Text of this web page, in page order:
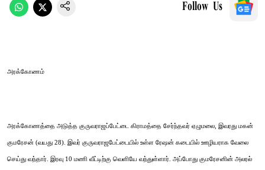
Follow Us
அரக்கோணம்
அரக்கோணத்தை அடுத்த குருவராஜப்பேட்டை கிராமத்தை சேர்ந்தவர் ஏழுமலை, இவரது மகன்
குமரேசன் (வயது 28). இவர் குருவராஜபேட்டையில் உள்ள ரேஷன் கடையில் ஊழியராக வேலை
செய்து வந்தார். இரவு 10 மணி வீட்டிற்கு வெளியே வந்துள்ளார். அப்போது குமரேசனின் அலரல்